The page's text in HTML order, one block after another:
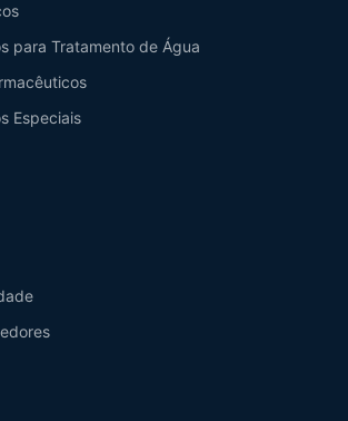
para Tratamento de Água
Especiais